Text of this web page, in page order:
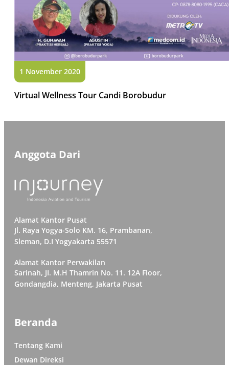
1 November 2020
Virtual Wellness Tour Candi Borobudur
Anggota Dari
Alamat Kantor Pusat
Jl. Raya Yogya-Solo KM. 16, Prambanan,
Sleman, D.I Yogyakarta 55571
Alamat Kantor Perwakilan
Sarinah, JI. M.H Thamrin No. 11. 12A Floor,
Gondangdia, Menteng, Jakarta Pusat
Beranda
Tentang Kami
Dewan Direksi